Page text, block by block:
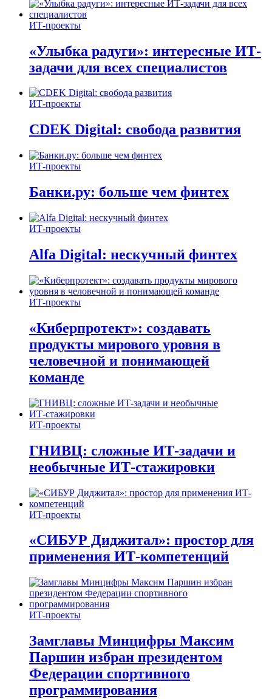
ИТ-проекты
«Улыбка радуги»: интересные ИТ-
задачи для всех специалистов
ИТ-проекты
CDEK Digital: свобода развития
ИТ-проекты
Банки.ру: больше чем финтех
ИТ-проекты
Alfa Digital: нескучный финтех
ИТ-проекты
«Киберпротект»: создавать
продукты мирового уровня в
человечной и понимающей
команде
ИТ-проекты
ГНИВЦ: сложные ИТ‑задачи и
необычные ИТ‑стажировки
ИТ-проекты
«СИБУР Диджитал»: простор для
применения ИТ-компетенций
ИТ-проекты
Замглавы Минцифры Максим
Паршин избран президентом
Федерации спортивного
программирования